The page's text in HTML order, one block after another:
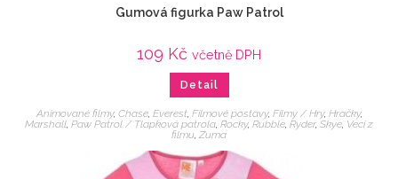
Gumová figurka Paw Patrol
109 Kč včetně DPH
Detail
Animované filmy, Chase, Everest, Filmové postavy, Filmy / Hry, Hračky,
Marshall Paw Patrol / Tlapková patrola Rocky, Rubble Ryder, Skye Veci z
filmu Zuma